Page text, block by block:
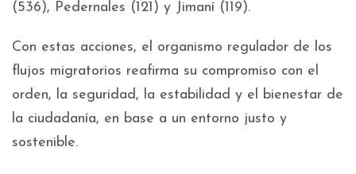
(536), Pedernales (121) y Jimaní (119).
Con estas acciones, el organismo regulador de los
flujos migratorios reafirma su compromiso con el
orden, la seguridad, la estabilidad y el bienestar de
la ciudadanía, en base a un entorno justo y
sostenible.